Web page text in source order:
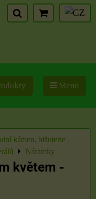
Menu
kámen, bižuterie
Náramky
květem -